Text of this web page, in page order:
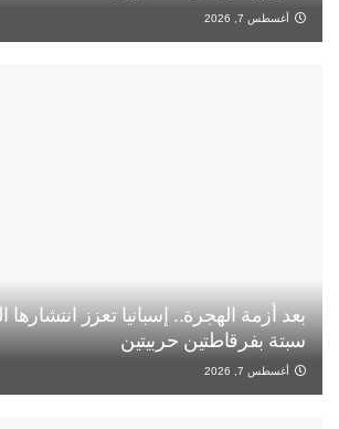
أغسطس 7, 2026
بعد أزمة الهجرة.. إسبانيا تعزز
سبتة بفرقاطتين حربيتين
أغسطس 7, 2026